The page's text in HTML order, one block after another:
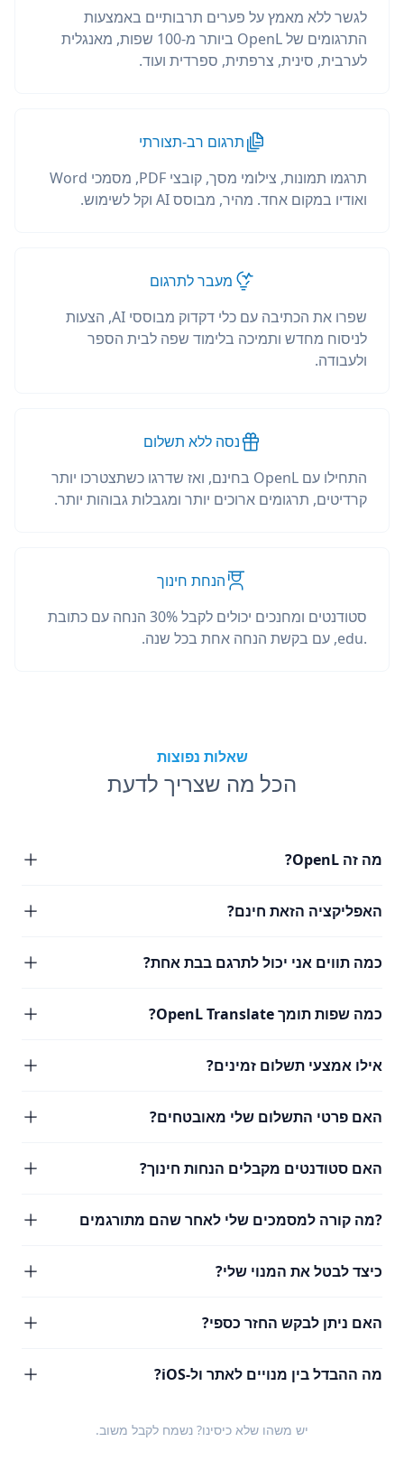
לגשר ללא מאמץ על פערים תרבותיים באמצעות
התרגומים של OpenL ביותר מ-100 שפות, מאנגלית
לערבית, סינית, צרפתית, ספרדית ועוד.
תרגום רב-תצורתי
תרגמו תמונות, צילומי מסך, קובצי PDF, מסמכי Word
ואודיו במקום אחד. מהיר, מבוסס AI וקל לשימוש.
מעבר לתרגום
שפרו את הכתיבה עם כלי דקדוק מבוססי AI, הצעות
לניסוח מחדש ותמיכה בלימוד שפה לבית הספר
ולעבודה.
נסה ללא תשלום
התחילו עם OpenL בחינם, ואז שדרגו כשתצטרכו יותר
קרדיטים, תרגומים ארוכים יותר ומגבלות גבוהות יותר.
הנחת חינוך
סטודנטים ומחנכים יכולים לקבל 30% הנחה עם כתובת
.edu, עם בקשת הנחה אחת בכל שנה.
שאלות נפוצות
הכל מה שצריך לדעת
מה זה OpenL?
האפליקציה הזאת חינם?
כמה תווים אני יכול לתרגם בבת אחת?
כמה שפות תומך OpenL Translate?
אילו אמצעי תשלום זמינים?
האם פרטי התשלום שלי מאובטחים?
האם סטודנטים מקבלים הנחות חינוך?
?מה קורה למסמכים שלי לאחר שהם מתורגמים
כיצד לבטל את המנוי שלי?
האם ניתן לבקש החזר כספי?
מה ההבדל בין מנויים לאתר ול-iOS?
יש משהו שלא כיסינו? נשמח לקבל משוב.